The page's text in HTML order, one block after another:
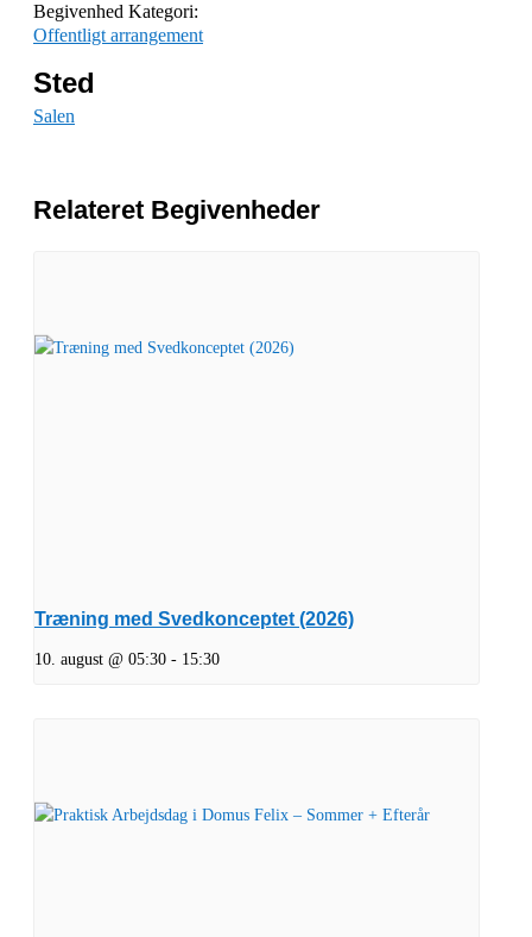
Begivenhed Kategori:
Offentligt arrangement
Sted
Salen
Relateret Begivenheder
Træning med Svedkonceptet (2026)
10. august @ 05:30 - 15:30